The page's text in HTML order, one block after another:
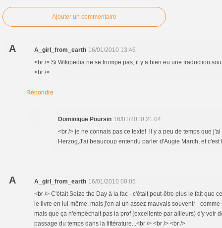
Ajouter un commentaire
A A_girl_from_earth 16/01/2010 13:46
<br /> Si Wikipedia ne se trompe pas, il y a bien eu une traduction
<br />
Répondre
Dominique Poursin 16/01/2010 21:04
<br /> je ne connais pas ce texte! il y a peu de temps que
Herzog,J'ai beaucoup entendu parler d'Augie March, et c'est
A A_girl_from_earth 16/01/2010 00:05
<br /> C'était Seize the Day à la fac - c'était peut-être plus le fait que
le livre en lui-même, mais j'en ai un assez mauvais souvenir -
mais que ça n'empêchait pas la prof (excellente par ailleurs) d'y voir
passage du temps dans la littérature...<br /> <br /> <br />